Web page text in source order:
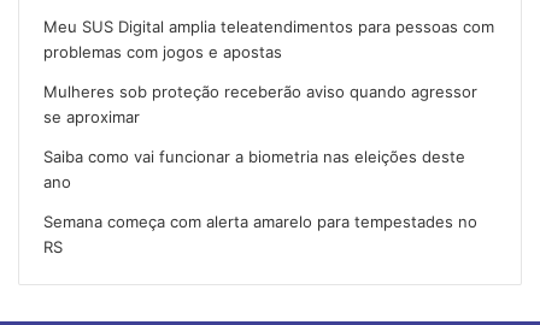
Meu SUS Digital amplia teleatendimentos para pessoas com
problemas com jogos e apostas
Mulheres sob proteção receberão aviso quando agressor
se aproximar
Saiba como vai funcionar a biometria nas eleições deste
ano
Semana começa com alerta amarelo para tempestades no
RS